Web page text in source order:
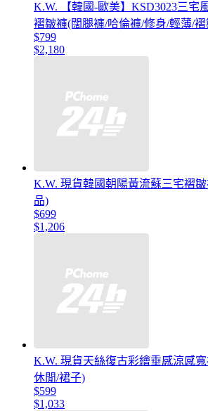
K.W. 【韓國-歐美】KSD3023三宅
褶皺褲(闊腿褲/哈倫褲/修身/輕薄/
$799
$2,180
K.W. 現貨韓國朝陽黃流蘇三宅褶
品)
$699
$1,206
K.W. 現貨天絲復古彩繪垂感涼感
休閒/裙子)
$599
$1,033